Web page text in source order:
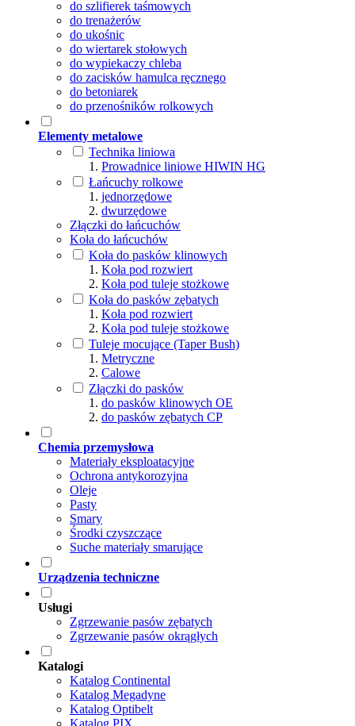
do szlifierek taśmowych
do trenażerów
do ukośnic
do wiertarek stołowych
do wypiekaczy chleba
do zacisków hamulca ręcznego
do betoniarek
do przenośników rolkowych
Elementy metalowe
Technika liniowa
Prowadnice liniowe HIWIN HG
Łańcuchy rolkowe
jednorzędowe
dwurzędowe
Złączki do łańcuchów
Koła do łańcuchów
Koła do pasków klinowych
Koła pod rozwiert
Koła pod tuleje stożkowe
Koła do pasków zębatych
Koła pod rozwiert
Koła pod tuleje stożkowe
Tuleje mocujące (Taper Bush)
Metryczne
Calowe
Złączki do pasków
do pasków klinowych OE
do pasków zębatych CP
Chemia przemysłowa
Materiały eksploatacyjne
Ochrona antykorozyjna
Oleje
Pasty
Smary
Środki czyszczące
Suche materiały smarujące
Urządzenia techniczne
Usługi
Zgrzewanie pasów zębatych
Zgrzewanie pasów okrągłych
Katalogi
Katalog Continental
Katalog Megadyne
Katalog Optibelt
Katalog PIX